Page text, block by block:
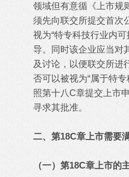
领域但有意循《上市规
须先向联交所提交首次
视为“特专科技行业内
导。同时该企业应当对
及讨论，以便联交所进
否可以被视为“属于特
照第十八C章提交上市
寻求其批准。
二、第18C章上市需要
（一）第18C章上市的